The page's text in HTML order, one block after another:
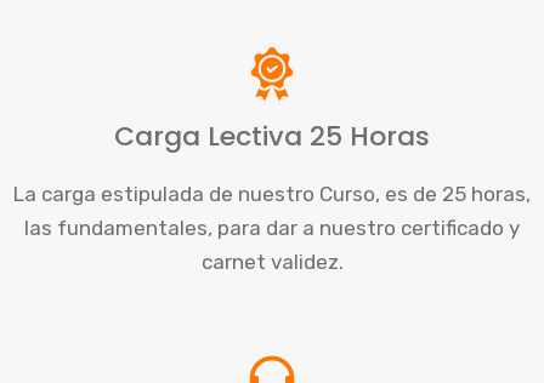
Carga Lectiva 25 Horas
La carga estipulada de nuestro Curso, es de 25 horas,
las fundamentales, para dar a nuestro certificado y
carnet validez.